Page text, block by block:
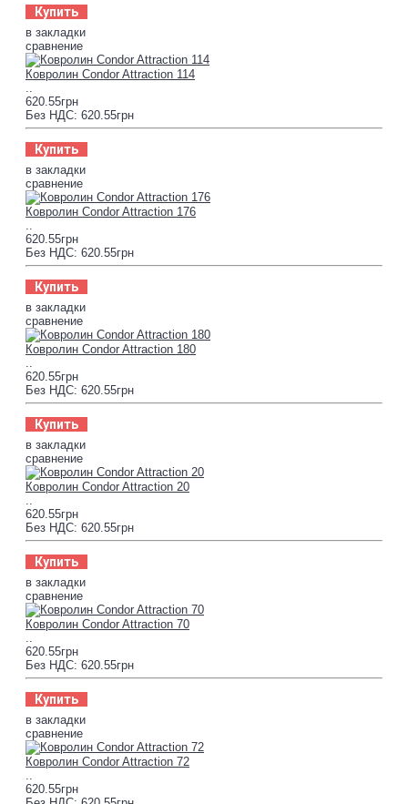
Купить
в закладки
сравнение
Ковролин Condor Attraction 114
620.55грн
Без НДС: 620.55грн
Купить
в закладки
сравнение
Ковролин Condor Attraction 176
620.55грн
Без НДС: 620.55грн
Купить
в закладки
сравнение
Ковролин Condor Attraction 180
620.55грн
Без НДС: 620.55грн
Купить
в закладки
сравнение
Ковролин Condor Attraction 20
620.55грн
Без НДС: 620.55грн
Купить
в закладки
сравнение
Ковролин Condor Attraction 70
620.55грн
Без НДС: 620.55грн
Купить
в закладки
сравнение
Ковролин Condor Attraction 72
620.55грн